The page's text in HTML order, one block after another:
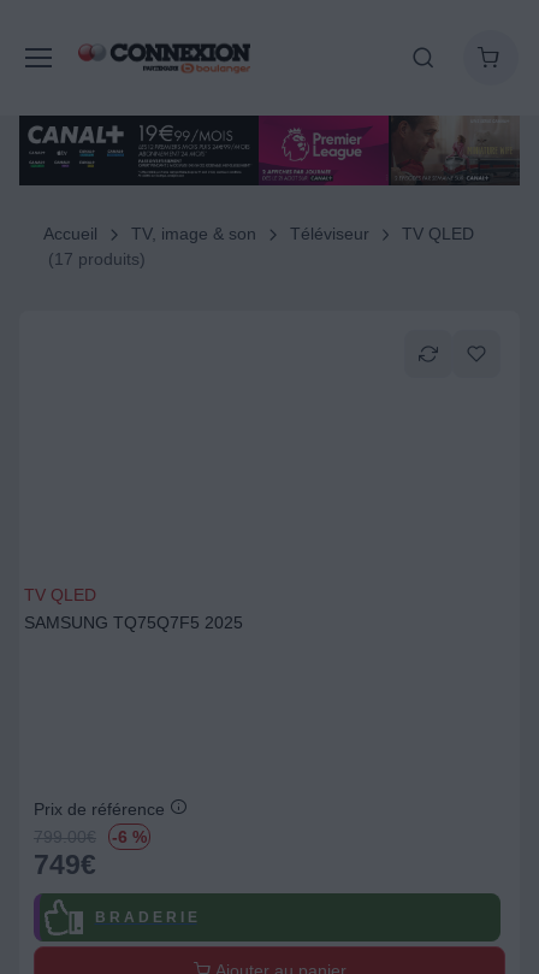
Accueil TV, image & son Téléviseur
TV QLED
(17 produits)
TV QLED
SAMSUNG TQ75Q7F5 2025
Prix de référence
799.00€ -6 %
749€
B R A D E R I E